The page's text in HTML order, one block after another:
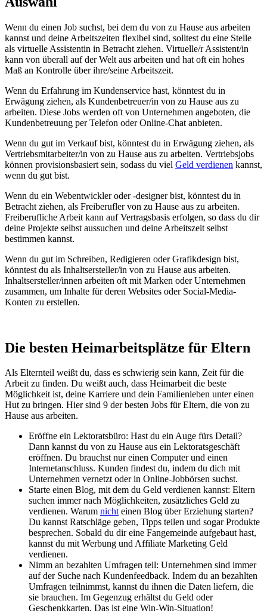
Wenn du einen Job suchst, bei dem du von zu Hause aus arbeiten
kannst und deine Arbeitszeiten flexibel sind, solltest du eine Stelle
als virtuelle Assistentin in Betracht ziehen. Virtuelle/r Assistent/in
kann von überall auf der Welt aus arbeiten und hat oft ein hohes
Maß an Kontrolle über ihre/seine Arbeitszeit.
Wenn du Erfahrung im Kundenservice hast, könntest du in
Erwägung ziehen, als Kundenbetreuer/in von zu Hause aus zu
arbeiten. Diese Jobs werden oft von Unternehmen angeboten, die
Kundenbetreuung per Telefon oder Online-Chat anbieten.
Wenn du gut im Verkauf bist, könntest du in Erwägung ziehen, als
Vertriebsmitarbeiter/in von zu Hause aus zu arbeiten. Vertriebsjobs
können provisionsbasiert sein, sodass du viel Geld verdienen kannst,
wenn du gut bist.
Wenn du ein Webentwickler oder -designer bist, könntest du in
Betracht ziehen, als Freiberufler von zu Hause aus zu arbeiten.
Freiberufliche Arbeit kann auf Vertragsbasis erfolgen, so dass du dir
deine Projekte selbst aussuchen und deine Arbeitszeit selbst
bestimmen kannst.
Wenn du gut im Schreiben, Redigieren oder Grafikdesign bist,
könntest du als Inhaltsersteller/in von zu Hause aus arbeiten.
Inhaltsersteller/innen arbeiten oft mit Marken oder Unternehmen
zusammen, um Inhalte für deren Websites oder Social-Media-
Konten zu erstellen.
Die besten Heimarbeitsplätze für Eltern
Als Elternteil weißt du, dass es schwierig sein kann, Zeit für die
Arbeit zu finden. Du weißt auch, dass Heimarbeit die beste
Möglichkeit ist, deine Karriere und dein Familienleben unter einen
Hut zu bringen. Hier sind 9 der besten Jobs für Eltern, die von zu
Hause aus arbeiten.
Eröffne ein Lektoratsbüro: Hast du ein Auge fürs Detail?
Dann kannst du von zu Hause aus ein Lektoratsgeschäft
eröffnen. Du brauchst nur einen Computer und einen
Internetanschluss. Kunden findest du, indem du dich mit
Unternehmen vernetzt oder in Online-Jobbörsen suchst.
Starte einen Blog, mit dem du Geld verdienen kannst: Eltern
suchen immer nach Möglichkeiten, zusätzliches Geld zu
verdienen. Warum nichteinen Blog über Erziehung starten?
Du kannst Ratschläge geben, Tipps teilen und sogar Produkte
besprechen. Sobald du dir eine Fangemeinde aufgebaut hast,
kannst du mit Werbung und Affiliate Marketing Geld
verdienen.
Nimm an bezahlten Umfragen teil: Unternehmen sind immer
auf der Suche nach Kundenfeedback. Indem du an bezahlten
Umfragen teilnimmst, kannst du ihnen die Daten liefern, die
sie brauchen. Im Gegenzug erhältst du Geld oder
Geschenkkarten. Das ist eine Win-Win-Situation!